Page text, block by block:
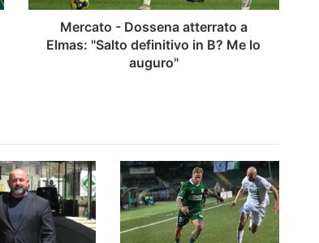
in
Mercato - Dossena atterrato a
Elmas: "Salto definitivo in B? Me lo
auguro"